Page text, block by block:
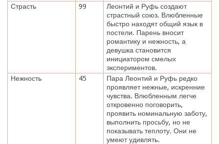
Страсть
99
Леонтий и Руфь создают
страстный союз. Влюбленные
быстро находят общий язык в
постели. Парень вносит
романтику и нежность, а
девушка становится
инициатором смелых
экспериментов.
Нежность
45
Пара Леонтий и Руфь редко
проявляет нежные, искренние
чувства. Влюбленным легче
откровенно поговорить,
проявить номинальную заботу,
выполнить просьбу, но не
показывать теплоту. Они не
умеют удивлять.